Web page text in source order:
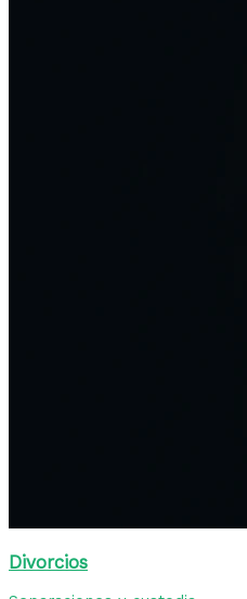
Divorcios